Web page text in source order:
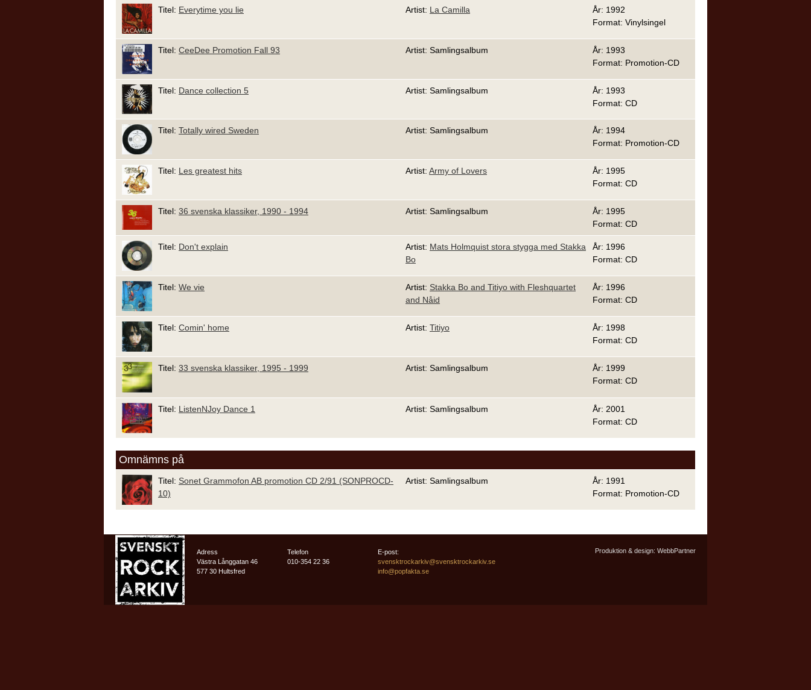
Titel: Everytime you lie Artist: La Camilla
År: 1992
Format: Vinylsingel
Titel: CeeDee Promotion Fall 93 Artist: Samlingsalbum
År: 1993
Format: Promotion-CD
Titel: Dance collection 5 Artist: Samlingsalbum
År: 1993
Format: CD
Titel: Totally wired Sweden Artist: Samlingsalbum
År: 1994
Format: Promotion-CD
Titel: Les greatest hits Artist: Army of Lovers
År: 1995
Format: CD
Titel: 36 svenska klassiker, 1990 - 1994 Artist: Samlingsalbum
År: 1995
Format: CD
Titel: Don't explain Artist: Mats Holmquist stora stygga med Stakka
Bo
År: 1996
Format: CD
Titel: We vie Artist: Stakka Bo and Titiyo with Fleshquartet
and Nåid
År: 1996
Format: CD
Titel: Comin' home Artist: Titiyo
År: 1998
Format: CD
Titel: 33 svenska klassiker, 1995 - 1999 Artist: Samlingsalbum
År: 1999
Format: CD
Titel: ListenNJoy Dance 1 Artist: Samlingsalbum
År: 2001
Format: CD
Omnämns på
Titel: Sonet Grammofon AB promotion CD 2/91 (SONPROCD-
10)
Artist: Samlingsalbum
År: 1991
Format: Promotion-CD
Adress
Västra Långgatan 46
577 30 Hultsfred
Telefon
010-354 22 36
E-post:
svensktrockarkiv@svensktrockarkiv.se
info@popfakta.se
Produktion & design: WebbPartner